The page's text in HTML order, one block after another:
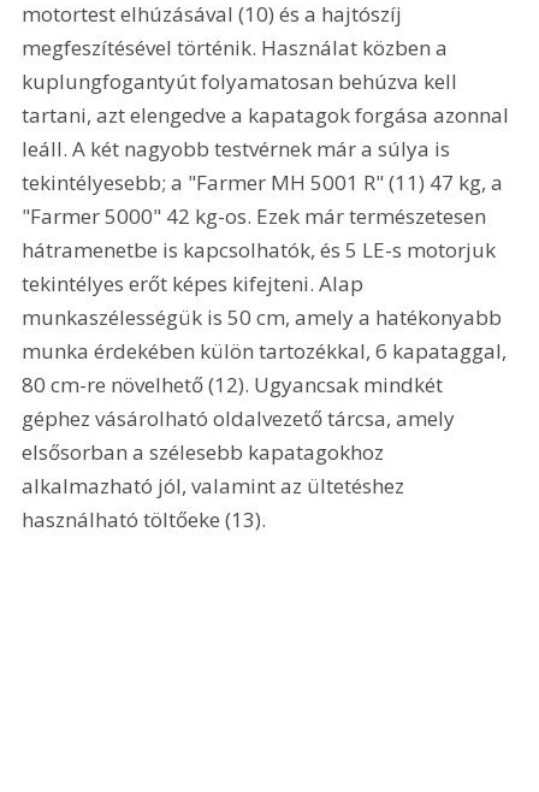
motortest elhúzásával (10) és a hajtószíj
megfeszítésével történik. Használat közben a
kuplungfogantyút folyamatosan behúzva kell
tartani, azt elengedve a kapatagok forgása azonnal
leáll. A két nagyobb testvérnek már a súlya is
tekintélyesebb; a "Farmer MH 5001 R" (11) 47 kg, a
"Farmer 5000" 42 kg-os. Ezek már természetesen
hátramenetbe is kapcsolhatók, és 5 LE-s motorjuk
tekintélyes erőt képes kifejteni. Alap
munkaszélességük is 50 cm, amely a hatékonyabb
munka érdekében külön tartozékkal, 6 kapataggal,
80 cm-re növelhető (12). Ugyancsak mindkét
géphez vásárolható oldalvezető tárcsa, amely
elsősorban a szélesebb kapatagokhoz
alkalmazható jól, valamint az ültetéshez
használható töltőeke (13).